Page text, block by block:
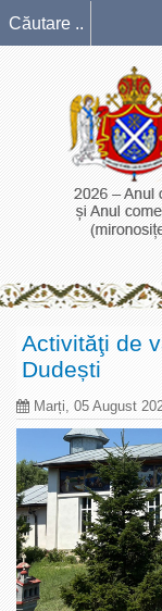
Activităţi de
Dudești
Marți, 05 August